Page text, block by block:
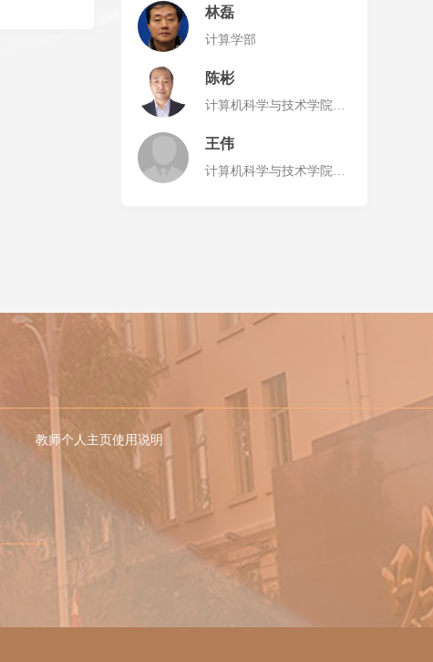
林磊
计算学部
陈彬
计算机科学与技术学院
王伟
计算机科学与技术学院
教师个人主页使用说明